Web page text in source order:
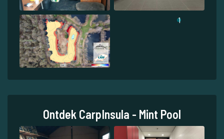
1
Ontdek CarpInsula - Mint Pool